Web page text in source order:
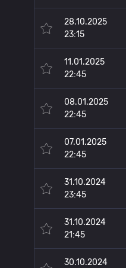
28.10.2025
23:15
11.01.2025
22:45
08.01.2025
22:45
07.01.2025
22:45
31.10.2024
23:45
31.10.2024
21:45
30.10.2024